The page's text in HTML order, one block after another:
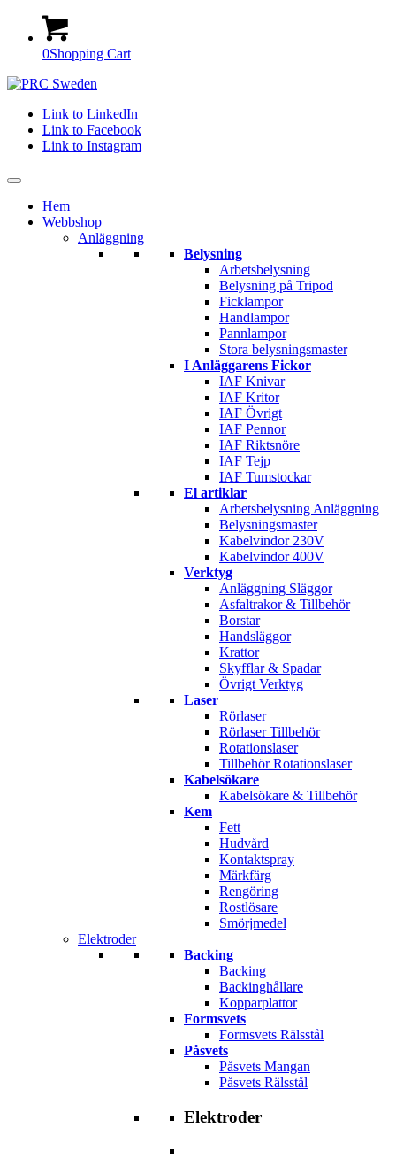
0Shopping Cart
Link to LinkedIn
Link to Facebook
Link to Instagram
Hem
Webbshop
Anläggning
Belysning
Arbetsbelysning
Belysning på Tripod
Ficklampor
Handlampor
Pannlampor
Stora belysningsmaster
I Anläggarens Fickor
IAF Knivar
IAF Kritor
IAF Övrigt
IAF Pennor
IAF Riktsnöre
IAF Tejp
IAF Tumstockar
El artiklar
Arbetsbelysning Anläggning
Belysningsmaster
Kabelvindor 230V
Kabelvindor 400V
Verktyg
Anläggning Släggor
Asfaltrakor & Tillbehör
Borstar
Handsläggor
Krattor
Skyfflar & Spadar
Övrigt Verktyg
Laser
Rörlaser
Rörlaser Tillbehör
Rotationslaser
Tillbehör Rotationslaser
Kabelsökare
Kabelsökare & Tillbehör
Kem
Fett
Hudvård
Kontaktspray
Märkfärg
Rengöring
Rostlösare
Smörjmedel
Elektroder
Backing
Backing
Backinghållare
Kopparplattor
Formsvets
Formsvets Rälsstål
Påsvets
Påsvets Mangan
Påsvets Rälsstål
Elektroder